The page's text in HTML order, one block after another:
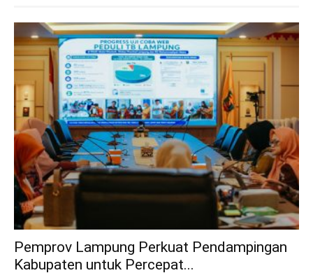
Pemprov Lampung Perkuat Pendampingan
Kabupaten untuk Percepat...